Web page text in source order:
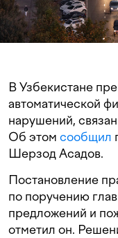
В Узбекистане
автоматической
нарушений,
Об этом сообщил
Шерзод Асадов.
Постановление
по поручению
предложений и
отметил он.